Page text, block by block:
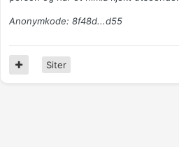
Anonymkode: 8f48d...d55
Siter